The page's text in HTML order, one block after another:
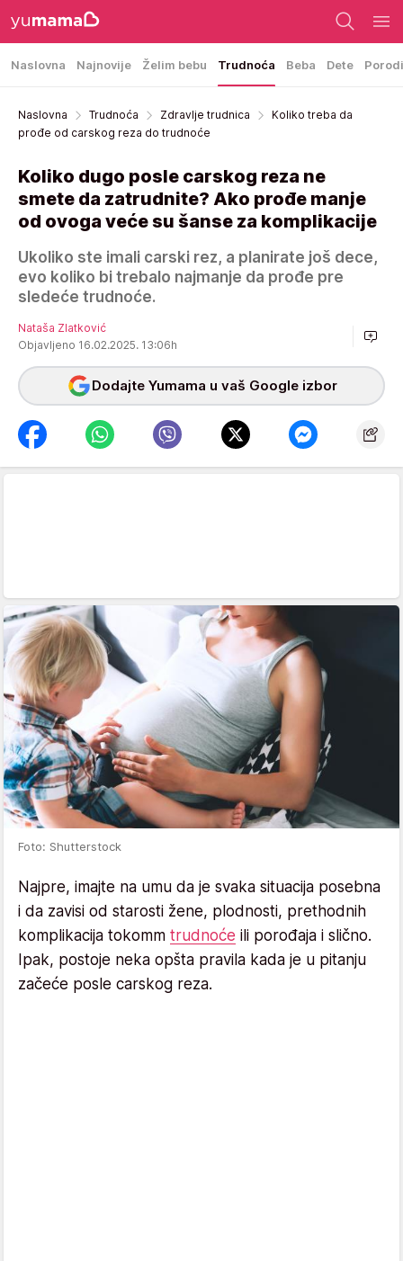
Naslovna Najnovije Želim bebu Trudnoća Beba Dete
Naslovna Trudnoća Zdravlje trudnica
Koliko treba da
prođe od carskog reza do trudnoće
Koliko dugo posle carskog reza ne
smete da zatrudnite? Ako prođe manje
od ovoga veće su šanse za komplikacije
Ukoliko ste imali carski rez, a planirate još dece,
evo koliko bi trebalo najmanje da prođe pre
sledeće trudnoće.
Nataša Zlatković
Objavljeno 16.02.2025. 13:06h
Dodajte Yumama u vaš Google izbor
Foto: Shutterstock
Najpre, imajte na umu da je svaka situacija posebna
i da zavisi od starosti žene, plodnosti, prethodnih
komplikacija tokomm trudnoće ili porođaja i slično.
Ipak, postoje neka opšta pravila kada je u pitanju
začeće posle carskog reza.